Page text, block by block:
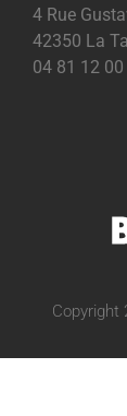
4 Rue
42350 La
04 81 12 00
Copyright